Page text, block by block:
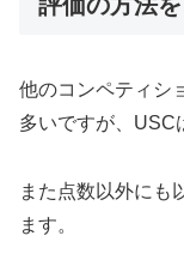
他のコンペティシ
多いですが、USC
また点数以外にも
ます。